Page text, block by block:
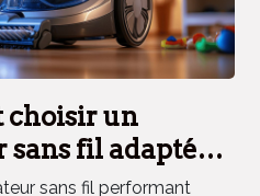
choisir un
sans fil adapté
des ménages
sans fil performant